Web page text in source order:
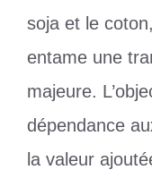
soja et le
entame une
majeure.
dépendance
la valeur